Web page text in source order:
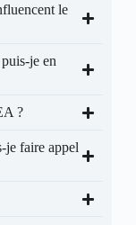
le
je en
?
je faire appel